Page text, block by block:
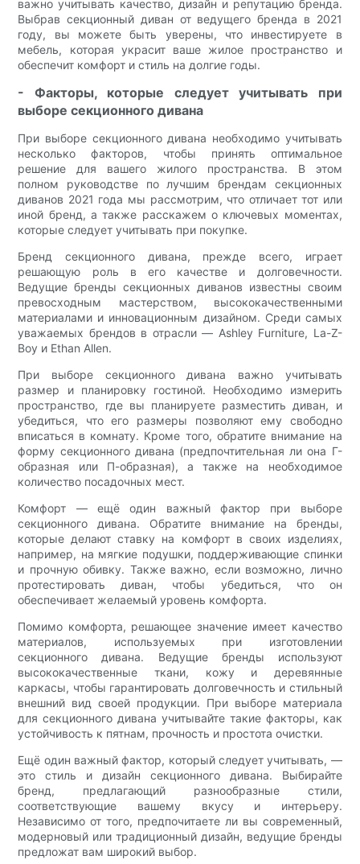
важно учитывать качество, дизайн и репутацию бренда.
Выбрав секционный диван от ведущего бренда в 2021
году, вы можете быть уверены, что инвестируете в
мебель, которая украсит ваше жилое пространство и
обеспечит комфорт и стиль на долгие годы.
- Факторы, которые следует учитывать при
выборе секционного дивана
При выборе секционного дивана необходимо учитывать
несколько факторов, чтобы принять оптимальное
решение для вашего жилого пространства. В этом
полном руководстве по лучшим брендам секционных
диванов 2021 года мы рассмотрим, что отличает тот или
иной бренд, а также расскажем о ключевых моментах,
которые следует учитывать при покупке.
Бренд секционного дивана, прежде всего, играет
решающую роль в его качестве и долговечности.
Ведущие бренды секционных диванов известны своим
превосходным мастерством, высококачественными
материалами и инновационным дизайном. Среди самых
уважаемых брендов в отрасли — Ashley Furniture, La-Z-
Boy и Ethan Allen.
При выборе секционного дивана важно учитывать
размер и планировку гостиной. Необходимо измерить
пространство, где вы планируете разместить диван, и
убедиться, что его размеры позволяют ему свободно
вписаться в комнату. Кроме того, обратите внимание на
форму секционного дивана (предпочтительная ли она Г-
образная или П-образная), а также на необходимое
количество посадочных мест.
Комфорт — ещё один важный фактор при выборе
секционного дивана. Обратите внимание на бренды,
которые делают ставку на комфорт в своих изделиях,
например, на мягкие подушки, поддерживающие спинки
и прочную обивку. Также важно, если возможно, лично
протестировать диван, чтобы убедиться, что он
обеспечивает желаемый уровень комфорта.
Помимо комфорта, решающее значение имеет качество
материалов, используемых при изготовлении
секционного дивана. Ведущие бренды используют
высококачественные ткани, кожу и деревянные
каркасы, чтобы гарантировать долговечность и стильный
внешний вид своей продукции. При выборе материала
для секционного дивана учитывайте такие факторы, как
устойчивость к пятнам, прочность и простота очистки.
Ещё один важный фактор, который следует учитывать, —
это стиль и дизайн секционного дивана. Выбирайте
бренд, предлагающий разнообразные стили,
соответствующие вашему вкусу и интерьеру.
Независимо от того, предпочитаете ли вы современный,
модерновый или традиционный дизайн, ведущие бренды
предложат вам широкий выбор.